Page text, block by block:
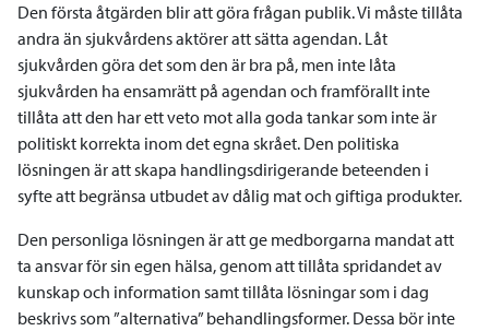
Den första åtgärden blir att göra frågan publik. Vi måste tillåta
andra än sjukvårdens aktörer att sätta agendan. Låt
sjukvården göra det som den är bra på, men inte låta
sjukvården ha ensamrätt på agendan och framförallt inte
tillåta att den har ett veto mot alla goda tankar som inte är
politiskt korrekta inom det egna skrået. Den politiska
lösningen är att skapa handlingsdirigerande beteenden i
syfte att begränsa utbudet av dålig mat och giftiga produkter.
Den personliga lösningen är att ge medborgarna mandat att
ta ansvar för sin egen hälsa, genom att tillåta spridandet av
kunskap och information samt tillåta lösningar som i dag
beskrivs som ”alternativa” behandlingsformer. Dessa bör inte